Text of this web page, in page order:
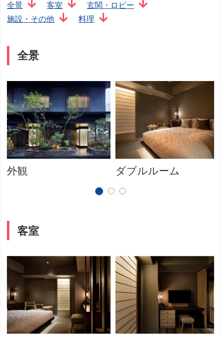
全景 客室
玄関・ロビー
施設・その他
料理
全景
外観 ダブルルーム
客室